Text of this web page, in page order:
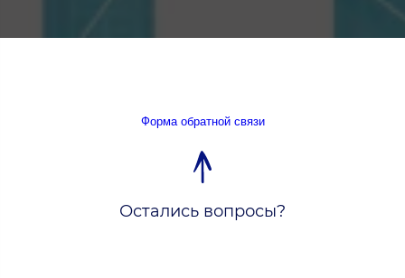
Форма обратной связи
Остались вопросы?